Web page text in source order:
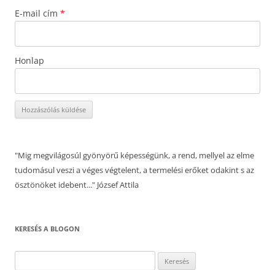
E-mail cím *
Honlap
"Mig megvilágosúl gyönyörű képességünk, a rend, mellyel az elme
tudomásul veszi a véges végtelent, a termelési erőket odakint s az
ösztönöket idebent..." József Attila
KERESÉS A BLOGON